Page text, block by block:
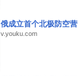
俄成立首个北极防空营
v.youku.com